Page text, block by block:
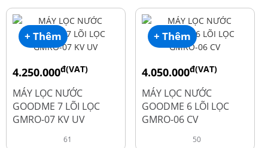
+ Thêm
4.250.000đ(VAT)
6.050.000
MÁY LỌC NƯỚC
GOODME 7 LÕI LỌC
GMRO-07 KV UV
61
+ Thêm
4.050.000đ(VAT)
5.250.000
MÁY LỌC NƯỚC
GOODME 6 LÕI LỌC
GMRO-06 CV
50